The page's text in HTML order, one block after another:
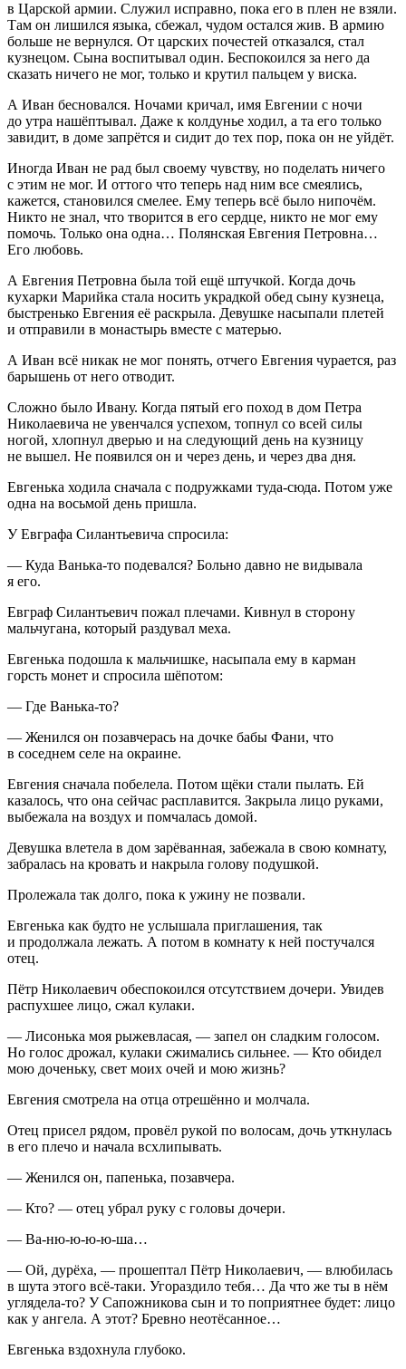
в Царской армии. Служил исправно, пока его в плен не взяли.
Там он лишился языка, сбежал, чудом остался жив. В армию
больше не вернулся. От царских почестей отказался, стал
кузнецом. Сына воспитывал один. Беспокоился за него да
сказать ничего не мог, только и крутил пальцем у виска.
А Иван бесновался. Ночами кричал, имя Евгении с ночи
до утра нашёптывал. Даже к колдунье ходил, а та его только
завидит, в доме запрётся и сидит до тех пор, пока он не уйдёт.
Иногда Иван не рад был своему чувству, но поделать ничего
с этим не мог. И оттого что теперь над ним все смеялись,
кажется, становился смелее. Ему теперь всё было нипочём.
Никто не знал, что творится в его сердце, никто не мог ему
помочь. Только она одна… Полянская Евгения Петровна…
Его любовь.
А Евгения Петровна была той ещё штучкой. Когда дочь
кухарки Марийка стала носить украдкой обед сыну кузнеца,
быстренько Евгения её раскрыла. Девушке насыпали плетей
и отправили в монастырь вместе с матерью.
А Иван всё никак не мог понять, отчего Евгения чурается, раз
барышень от него отводит.
Сложно было Ивану. Когда пятый его поход в дом Петра
Николаевича не увенчался успехом, топнул со всей силы
ногой, хлопнул дверью и на следующий день на кузницу
не вышел. Не появился он и через день, и через два дня.
Евгенька ходила сначала с подружками туда-сюда. Потом уже
одна на восьмой день пришла.
У Евграфа Силантьевича спросила:
— Куда Ванька-то подевался? Больно давно не видывала
я его.
Евграф Силантьевич пожал плечами. Кивнул в сторону
мальчугана, который раздувал меха.
Евгенька подошла к мальчишке, насыпала ему в карман
горсть монет и спросила шёпотом:
— Где Ванька-то?
— Женился он позавчерась на дочке бабы Фани, что
в соседнем селе на окраине.
Евгения сначала побелела. Потом щёки стали пылать. Ей
казалось, что она сейчас расплавится. Закрыла лицо руками,
выбежала на воздух и помчалась домой.
Девушка влетела в дом зарёванная, забежала в свою комнату,
забралась на кровать и накрыла голову подушкой.
Пролежала так долго, пока к ужину не позвали.
Евгенька как будто не услышала приглашения, так
и продолжала лежать. А потом в комнату к ней постучался
отец.
Пётр Николаевич обеспокоился отсутствием дочери. Увидев
распухшее лицо, сжал кулаки.
— Лисонька моя рыжевласая, — запел он сладким голосом.
Но голос дрожал, кулаки сжимались сильнее. — Кто обидел
мою доченьку, свет моих очей и мою жизнь?
Евгения смотрела на отца отрешённо и молчала.
Отец присел рядом, провёл рукой по волосам, дочь уткнулась
в его плечо и начала всхлипывать.
— Женился он, папенька, позавчера.
— Кто? — отец убрал руку с головы дочери.
— Ва-ню-ю-ю-ю-ша…
— Ой, дурёха, — прошептал Пётр Николаевич, — влюбилась
в шута этого всё-таки. Угораздило тебя… Да что же ты в нём
углядела-то? У Сапожникова сын и то поприятнее будет: лицо
как у ангела. А этот? Бревно неотёсанное…
Евгенька вздохнула глубоко.